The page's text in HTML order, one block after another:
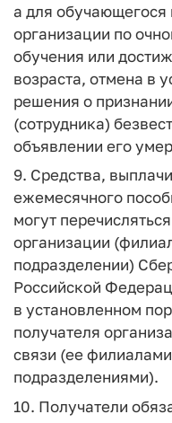
а для обучающегося
организации по
обучения или
возраста, отмена в
решения о
(сотрудника)
объявлении его
9. Средства,
ежемесячного
могут
организации
подразделении)
Российской
в установленном
получателя
связи (ее
подразделениями).
10. Получатели